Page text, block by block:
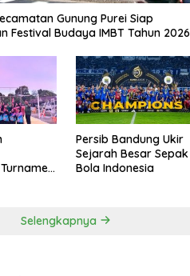
Gunung Purei Siap
Festival Budaya IMBT Tahun 2026
Persib Bandung Ukir
Sejarah Besar Sepak
Bola Indonesia
Selengkapnya